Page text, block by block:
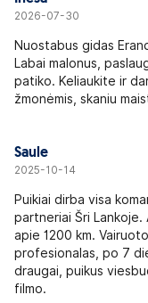
2026-07-30
Nuostabus gidas
Labai malonus,
patiko. Keliaukite ir
žmonėmis, skaniu
Saule
2025-10-14
Puikiai dirba visa
partneriai Šri Lankoje.
apie 1200 km.
profesionalas, po 7
draugai, puikus
filmo.